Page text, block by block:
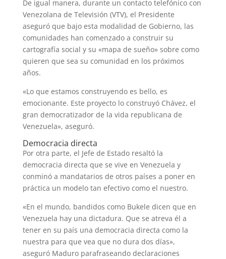
De igual manera, durante un contacto telefónico con
Venezolana de Televisión (VTV), el Presidente
aseguró que bajo esta modalidad de Gobierno, las
comunidades han comenzado a construir su
cartografía social y su «mapa de sueño» sobre como
quieren que sea su comunidad en los próximos
años.
«Lo que estamos construyendo es bello, es
emocionante. Este proyecto lo construyó Chávez, el
gran democratizador de la vida republicana de
Venezuela», aseguró.
Democracia directa
Por otra parte, el Jefe de Estado resaltó la
democracia directa que se vive en Venezuela y
conminó a mandatarios de otros países a poner en
práctica un modelo tan efectivo como el nuestro.
«En el mundo, bandidos como Bukele dicen que en
Venezuela hay una dictadura. Que se atreva él a
tener en su país una democracia directa como la
nuestra para que vea que no dura dos días»,
aseguró Maduro parafraseando declaraciones